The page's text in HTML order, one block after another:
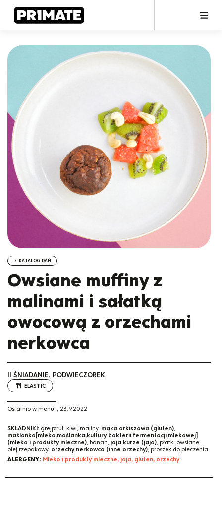
KATALOG DAŃ
Owsiane muffiny z
malinami i sałatką
owocową z orzechami
nerkowca
II ŚNIADANIE, PODWIECZOREK
ELASTIC
Ostatnio w menu: , 23.9.2022
SKŁADNIKI: grejpfrut, kiwi, maliny, mąka orkiszowa (gluten),
maślanka[mleko,maślanka,kultury bakterii fermentacji mlekowej]
(mleko i produkty mleczne), banan, jaja kurze (jaja), płatki owsiane,
olej rzepakowy, orzechy nerkowca (inne orzechy), proszek do pieczenia
ALERGENY: Mleko i produkty mleczne, jaja, gluten, orzechy